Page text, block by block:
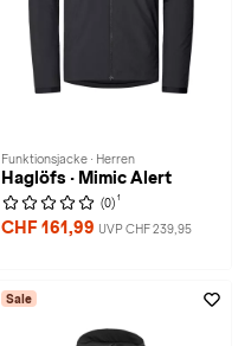
Funktionsjacke · Herren
Haglöfs · Mimic Alert
(0) 1
CHF 161,99 UVP CHF 239,95
Sale